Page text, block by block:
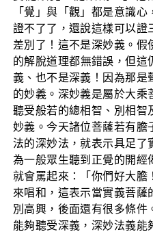
「覺」與「觀」都是意識
證不了了，還說這樣可以證
差別了！這不是深妙義。假
的解脫道理都無錯誤，但
義、也不是深義！因為那是
的妙義。深妙義是屬於大乘
聽受般若的總相智、別相智
妙義。今天諸位菩薩若有膽
法的深妙法，就表示具足了
為一般眾生聽到正覺的開經
就會罵起來：「你們好大膽
來唱和，這表示當實義菩薩
別高興，後面還有很多條件
能夠聽受深義，深妙法義能